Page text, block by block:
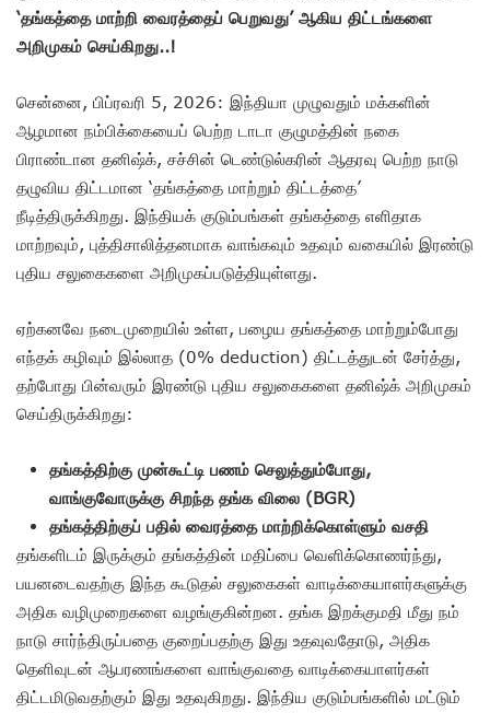
‘தங்கத்தை மாற்றி வைரத்தைப் பெறுவது’ ஆகிய திட்டங்களை
அறிமுகம் செய்கிறது..!
சென்னை, பிப்ரவரி 5, 2026: இந்தியா முழுவதும் மக்களின்
ஆழமான நம்பிக்கையைப் பெற்ற டாடா குழுமத்தின் நகை
பிராண்டான தனிஷ்க், சச்சின் டெண்டுல்கரின் ஆதரவு பெற்ற நாடு
தழுவிய திட்டமான ‘தங்கத்தை மாற்றும் திட்டத்தை’
நீடித்திருக்கிறது. இந்தியக் குடும்பங்கள் தங்கத்தை எளிதாக
மாற்றவும், புத்திசாலித்தனமாக வாங்கவும் உதவும் வகையில் இரண்டு
புதிய சலுகைகளை அறிமுகப்படுத்தியுள்ளது.
ஏற்கனவே நடைமுறையில் உள்ள, பழைய தங்கத்தை மாற்றும்போது
எந்தக் கழிவும் இல்லாத (0% deduction) திட்டத்துடன் சேர்த்து,
தற்போது பின்வரும் இரண்டு புதிய சலுகைகளை தனிஷ்க் அறிமுகம்
செய்திருக்கிறது:
தங்கத்திற்கு முன்கூட்டி பணம் செலுத்தும்போது,
வாங்குவோருக்கு சிறந்த தங்க விலை (BGR)
தங்கத்திற்குப் பதில் வைரத்தை மாற்றிக்கொள்ளும் வசதி
தங்களிடம் இருக்கும் தங்கத்தின் மதிப்பை வெளிக்கொணர்ந்து,
பயனடைவதற்கு இந்த கூடுதல் சலுகைகள் வாடிக்கையாளர்களுக்கு
அதிக வழிமுறைகளை வழங்குகின்றன. தங்க இறக்குமதி மீது நம்
நாடு சார்ந்திருப்பதை குறைப்பதற்கு இது உதவுவதோடு, அதிக
தெளிவுடன் ஆபரணங்களை வாங்குவதை வாடிக்கையாளர்கள்
திட்டமிடுவதற்கும் இது உதவுகிறது. இந்திய குடும்பங்களில் மட்டும்